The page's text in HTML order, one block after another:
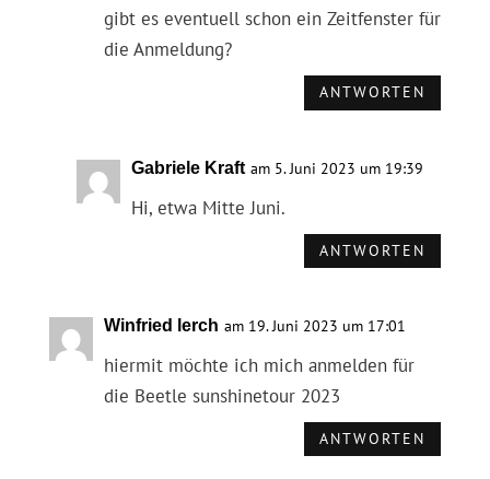
gibt es eventuell schon ein Zeitfenster für
die Anmeldung?
ANTWORTEN
Gabriele Kraft am 5. Juni 2023 um 19:39
Hi, etwa Mitte Juni.
ANTWORTEN
Winfried lerch am 19. Juni 2023 um 17:01
hiermit möchte ich mich anmelden für
die Beetle sunshinetour 2023
ANTWORTEN